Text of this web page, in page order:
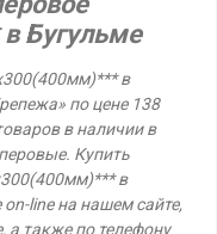
Бугульме
в
по цене 138
в наличии в
Купить
в
line на нашем сайте,
а также по телефону